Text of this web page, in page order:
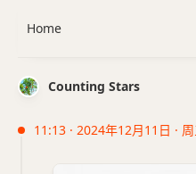
Counting Stars
11:13 · 2024年12月11日 ·
Home